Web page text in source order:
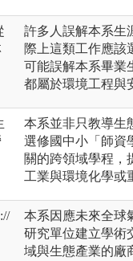
許多人誤解本系生
際上這類工作應該
可能誤解本系畢業
都屬於環境工程與
本系並非只教導生
選修國中小「師資
關的跨領域學程，
工業與環境化學或
本系因應未來全球
研究單位建立學術
域與生態產業的廠